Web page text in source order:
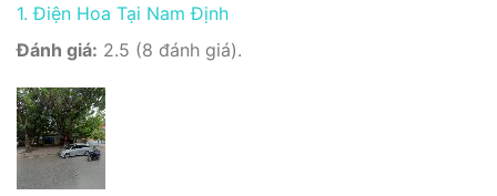
1. Điện Hoa Tại Nam Định
Đánh giá: 2.5 (8 đánh giá).